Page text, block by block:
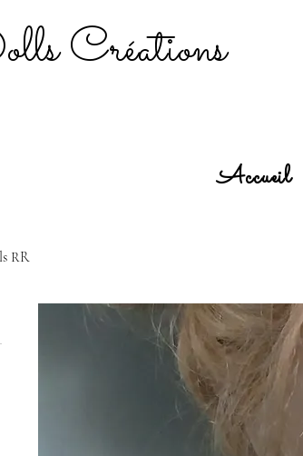
Créations
Accueil
RR